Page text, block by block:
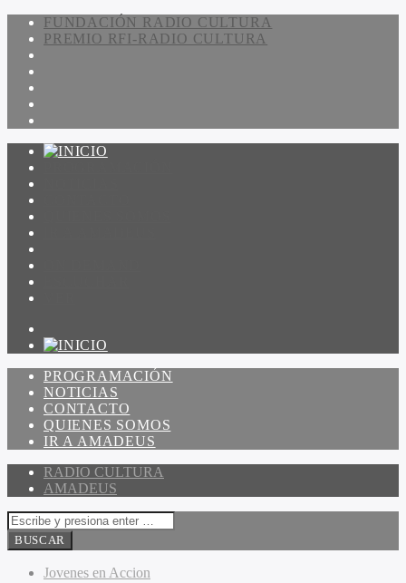
FUNDACIÓN RADIO CULTURA
PREMIO RFI-RADIO CULTURA
PROGRAMACIÓN
NOTICIAS
CONTACTO
QUIENES SOMOS
IR A AMADEUS
RADIO CULTURA
AMADEUS
Jovenes en Accion